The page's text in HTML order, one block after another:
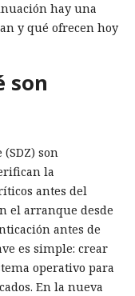
hay una
y qué ofrecen hoy
son
son
la
antes del
el arranque desde
antes de
es simple: crear
operativo para
En la nueva